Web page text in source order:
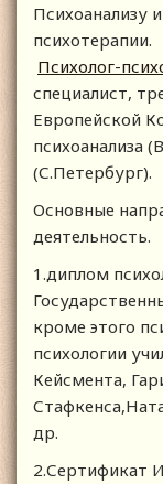
Психоанализу
психотерапии.
Психолог-
специалист,
Европейской
психоанализа
(С.Петербург).
Основные
деятельность.
1.диплом
кроме этого
психологии
Кейсмента,
др.
2.Сертификат